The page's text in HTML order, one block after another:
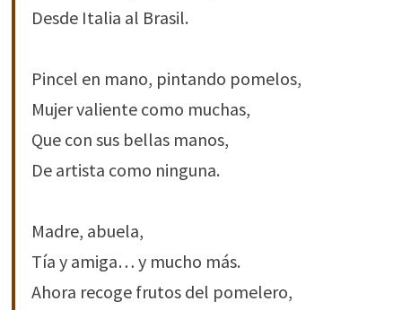
Desde Italia al Brasil.
Pincel en mano, pintando pomelos,
Mujer valiente como muchas,
Que con sus bellas manos,
De artista como ninguna.
Madre, abuela,
Tía y amiga… y mucho más.
Ahora recoge frutos del pomelero,